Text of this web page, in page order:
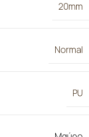
20mm
Normal
PU